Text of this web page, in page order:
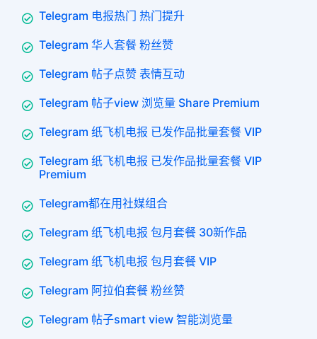
Telegram 电报热门 热门提升
Telegram 华人套餐 粉丝赞
Telegram 帖子点赞 表情互动
Telegram 帖子view 浏览量 Share Premium
Telegram 纸飞机电报 已发作品批量套餐 VIP
Telegram 纸飞机电报 已发作品批量套餐 VIP
Premium
Telegram都在用社媒组合
Telegram 纸飞机电报 包月套餐 30新作品
Telegram 纸飞机电报 包月套餐 VIP
Telegram 阿拉伯套餐 粉丝赞
Telegram 帖子smart view 智能浏览量